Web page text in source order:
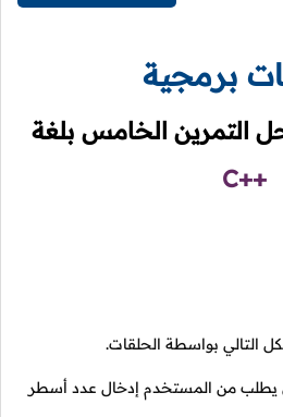
برمجية
التمرين الخامس بلغة
C++
التالي بواسطة الحلقات.
يطلب من المستخدم إدخال عدد أسطر